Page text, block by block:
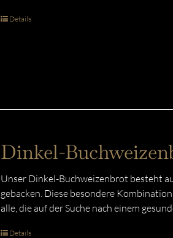
Details
Dinkel-
Unser Dinkel-Buchweizenbrot besteht
gebacken. Diese besondere
alle, die auf der Suche nach einem
Details